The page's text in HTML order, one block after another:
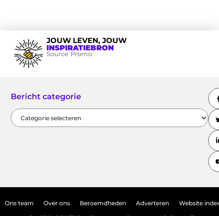
JOUW LEVEN, JOUW
INSPIRATIEBRON
Source Promo
Bericht categorie
Ons team Over ons Beroemdheden Adverteren Website